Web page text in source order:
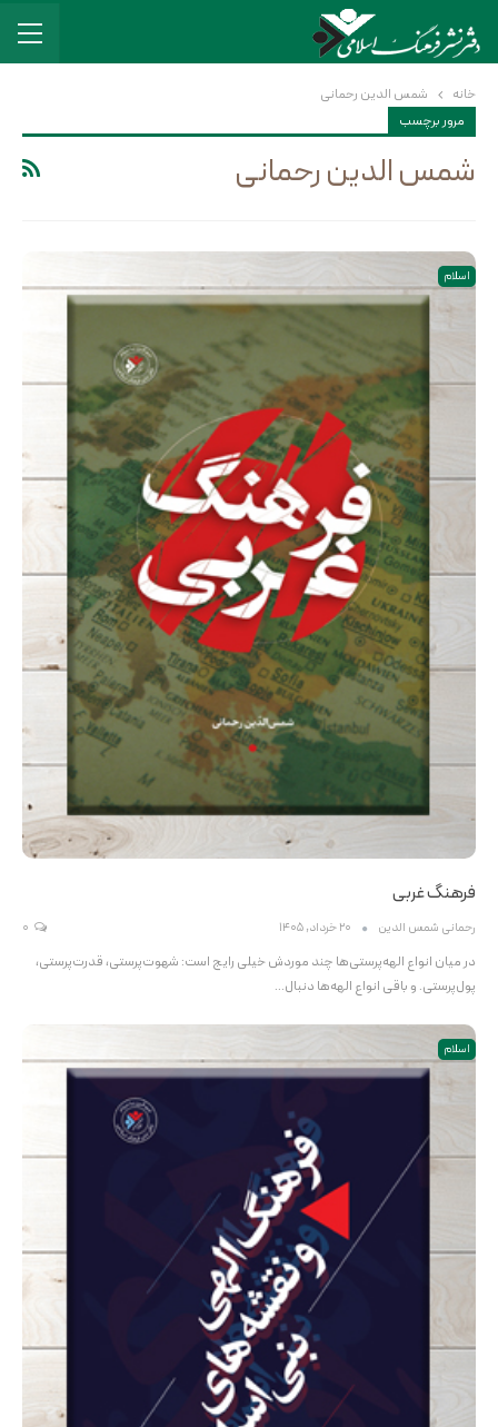
خانه
شمس الدین رحمانی
مرور برچسب
شمس الدین رحمانی
اسلام
فرهنگ غربی
رحمانی شمس الدین 20 خرداد, 1405
در میان انواع الهه‌پرستی‌ها چند موردش خیلی رایج است: شهوت‌پرستی، قدرت‌پرستی،
پول‌پرستی. و باقی انواع الهه‌ها دنبال…
اسلام